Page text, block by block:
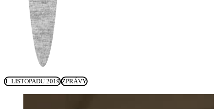
1. LISTOPADU 2019 ZPRÁVY